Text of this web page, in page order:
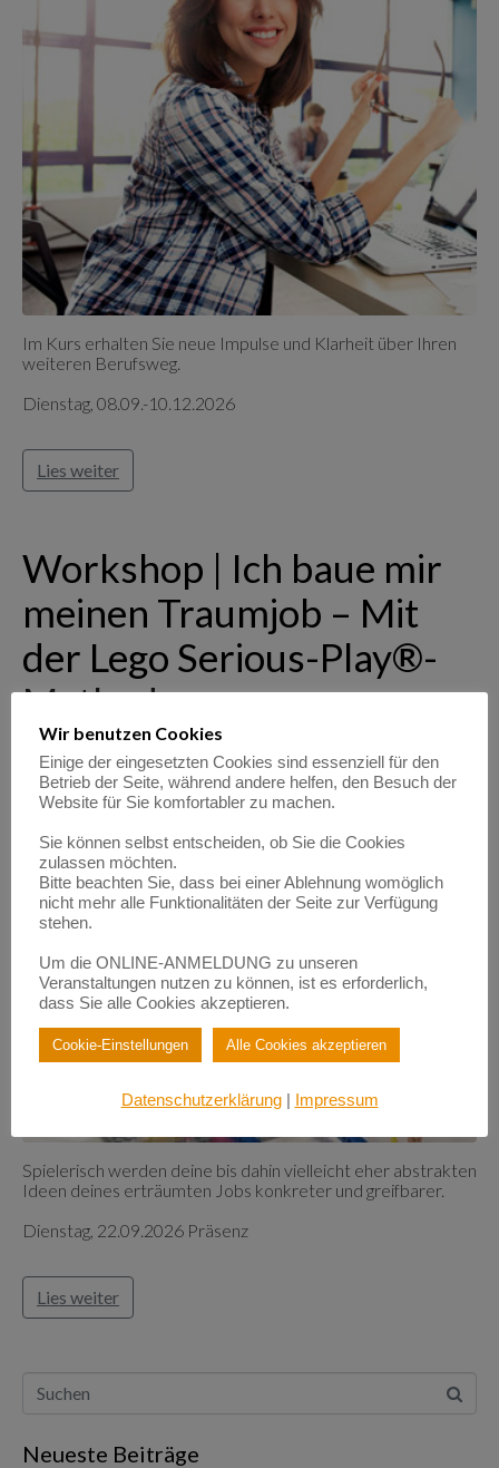
Im Kurs erhalten Sie neue Impulse und Klarheit über Ihren
weiteren Berufsweg.
Dienstag, 08.09.-10.12.2026
Lies weiter
Workshop | Ich baue mir
meinen Traumjob – Mit
der Lego Serious-Play®-
Methode
Spielerisch werden deine bis dahin vielleicht eher abstrakten
Ideen deines erträumten Jobs konkreter und greifbarer.
Dienstag, 22.09.2026 Präsenz
Lies weiter
Neueste Beiträge
Wir benutzen Cookies
Einige der eingesetzten Cookies sind essenziell für den
Betrieb der Seite, während andere helfen, den Besuch der
Website für Sie komfortabler zu machen.
Sie können selbst entscheiden, ob Sie die Cookies
zulassen möchten.
Bitte beachten Sie, dass bei einer Ablehnung womöglich
nicht mehr alle Funktionalitäten der Seite zur Verfügung
stehen.
Um die ONLINE-ANMELDUNG zu unseren
Veranstaltungen nutzen zu können, ist es erforderlich,
dass Sie alle Cookies akzeptieren.
Cookie-Einstellungen Alle Cookies akzeptieren
Datenschutzerklärung| Impressum